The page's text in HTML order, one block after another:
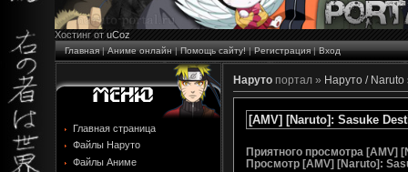
Хостинг от uCoz
Главная|Аниме онлайн|Помощь сайту!|Регистрация|Вход
Главная страница
Файлы Наруто
Файлы Аниме
Наруто портал » Наруто /
[AMV] [Naruto]: Sasuke
Приятного просмотра [AMV]
Просмотр [AMV] [Naruto]: